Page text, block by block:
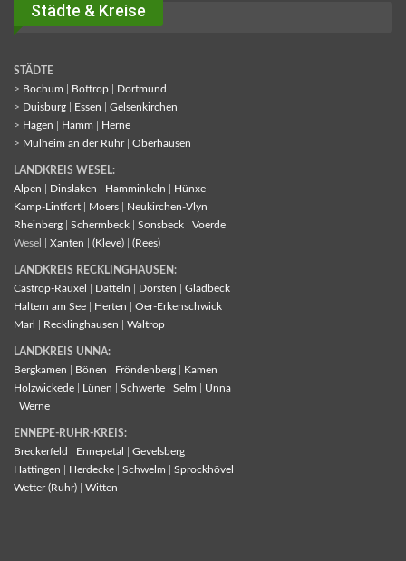
Städte & Kreise
STÄDTE
> Bochum Bottrop
Dortmund
> Duisburg Essen
Gelsenkirchen
> Hagen Hamm
Herne
> Mülheim an der Ruhr| Oberhausen
LANDKREIS WESEL:
Alpen
Dinslaken Hamminkeln
Hünxe
Kamp-Lintfort
Moers
Neukirchen-Vlyn
Rheinberg
Schermbeck Sonsbeck
Voerde
Wesel | Xanten (Kleve) (Rees)
LANDKREIS RECKLINGHAUSEN:
Castrop-Rauxel
Datteln Dorsten
Gladbeck
Haltern am See
Herten
Oer-Erkenschwick
Marl
Recklinghausen Waltrop
LANDKREIS UNNA:
Bergkamen
Bönen Fröndenberg
Kamen
Holzwickede
Lünen Schwerte Selm
Unna
Werne
ENNEPE-RUHR-KREIS:
Breckerfeld
Ennepetal
Gevelsberg
Hattingen
Herdecke Schwelm
Sprockhövel
Wetter (Ruhr)
Witten